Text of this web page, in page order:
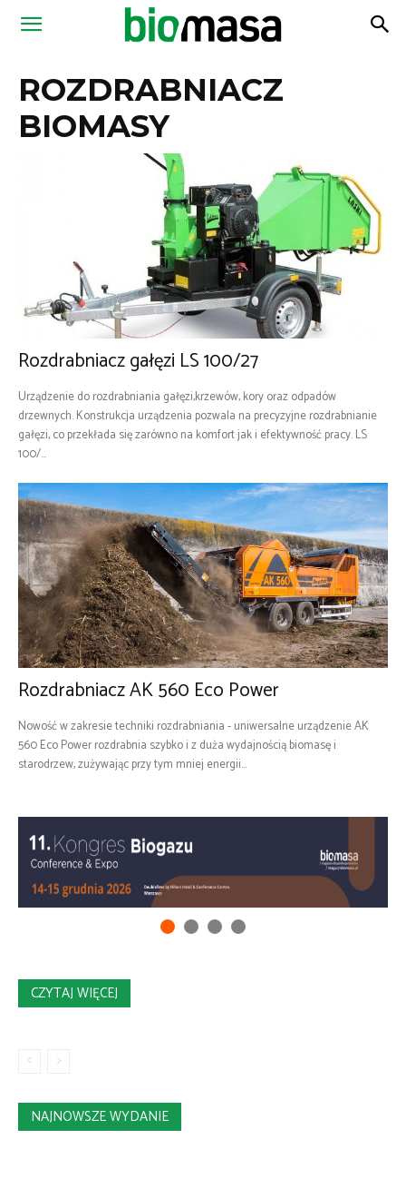
Magazyn
ROZDRABNIACZ
BIOMASY
Rozdrabniacz gałęzi LS 100/27
Urządzenie do rozdrabniania gałęzi,krzewów, kory oraz odpadów
drzewnych. Konstrukcja urządzenia pozwala na precyzyjne rozdrabnianie
gałęzi, co przekłada się zarówno na komfort jak i efektywność pracy. LS
100/...
Rozdrabniacz AK 560 Eco Power
Nowość w zakresie techniki rozdrabniania - uniwersalne urządzenie AK
560 Eco Power rozdrabnia szybko i z duża wydajnością biomasę i
starodrzew, zużywając przy tym mniej energii...
CZYTAJ WIĘCEJ
NAJNOWSZE WYDANIE